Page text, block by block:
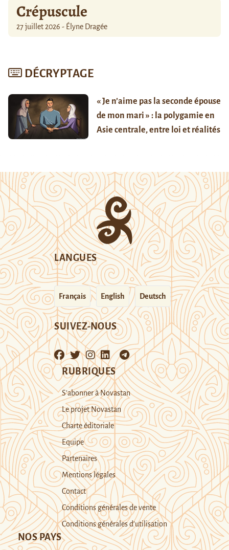
Crépuscule
27 juillet 2026 - Élyne Dragée
DÉCRYPTAGE
« Je n’aime pas la seconde épouse
de mon mari » : la polygamie en
Asie centrale, entre loi et réalités
LANGUES
Français English Deutsch
SUIVEZ-NOUS
RUBRIQUES
S’abonner à Novastan
Le projet Novastan
Charte éditoriale
Equipe
Partenaires
Mentions légales
Contact
Conditions générales de vente
Conditions générales d’utilisation
NOS PAYS